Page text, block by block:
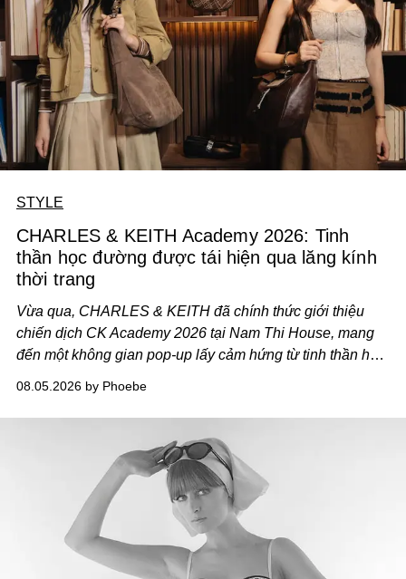
STYLE
CHARLES & KEITH Academy 2026: Tinh
thần học đường được tái hiện qua lăng kính
thời trang
Vừa qua, CHARLES & KEITH đã chính thức giới thiệu
chiến dịch CK Academy 2026 tại Nam Thi House, mang
đến một không gian pop-up lấy cảm hứng từ tinh thần học
sống của thế hệ Gen Z giao thoa trong một trải nghiệm đa
giác quan.
08.05.2026 by Phoebe